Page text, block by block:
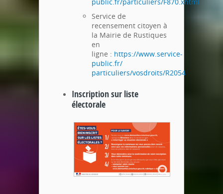
Service de
recensement citoyen à
la Mairie de Rustiques
en
ligne : https://www.service-
public.fr/
particuliers/vosdroits/R2054
Inscription sur liste
électorale